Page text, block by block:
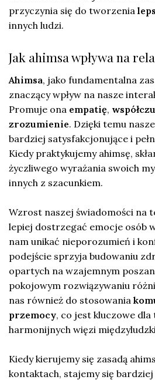
przyczynia się do tworzenia
innych ludzi.
Jak ahimsa wpływa na
Ahimsa, jako fundamentalna
znaczący wpływ na nasze
Promuje ona empatię,
zrozumienie. Dzięki temu
bardziej satysfakcjonujące i
Kiedy praktykujemy ahimsę,
życzliwego wyrażania swoich
innych z szacunkiem.
Wzrost naszej świadomości na
lepiej dostrzegać emocje osób
nam unikać nieporozumień i
podejście sprzyja budowaniu
opartych na wzajemnym
pokojowym rozwiązywaniu
nas również do stosowania
przemocy, co jest kluczowe
harmonijnych więzi
Kiedy kierujemy się zasadą
kontaktach, stajemy się